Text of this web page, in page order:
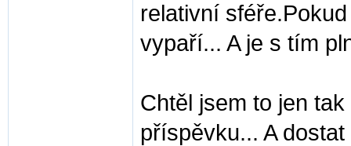
relativní
vypaří... A je s tím
Chtěl jsem to jen
příspěvku... A